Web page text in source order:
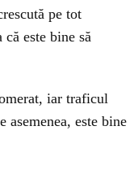
pe tot
este bine să
iar traficul
este bine